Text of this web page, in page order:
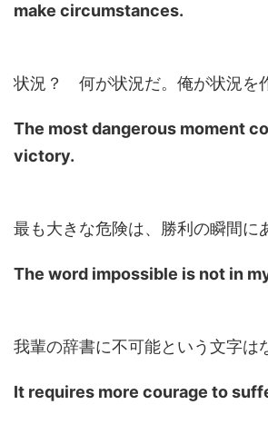
make circumstances.
状況？ 何が状況だ。俺が状況を
The most dangerous moment
victory.
最も大きな危険は、勝利の瞬間に
The word impossible is not in
我輩の辞書に不可能という文字は
It requires more courage to